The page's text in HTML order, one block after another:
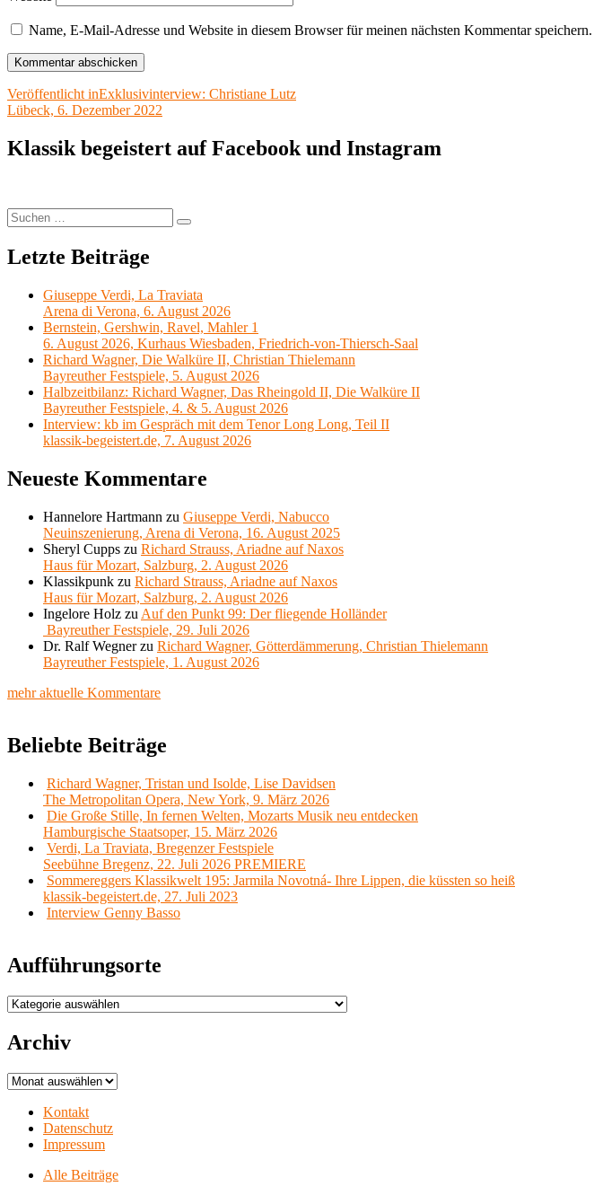
Name, E-Mail-Adresse und Website in diesem Browser für meinen nächsten Kommentar speichern.
Beitragsnavigation
Veröffentlicht inExklusivinterview: Christiane Lutz
Lübeck, 6. Dezember 2022
Klassik begeistert auf Facebook und Instagram
Suchen
nach:
Suchen
Letzte Beiträge
Giuseppe Verdi, La Traviata
Arena di Verona, 6. August 2026
Bernstein, Gershwin, Ravel, Mahler 1
6. August 2026, Kurhaus Wiesbaden, Friedrich-von-Thiersch-Saal
Richard Wagner, Die Walküre II, Christian Thielemann
Bayreuther Festspiele, 5. August 2026
Halbzeitbilanz: Richard Wagner, Das Rheingold II, Die Walküre II
Bayreuther Festspiele, 4. & 5. August 2026
Interview: kb im Gespräch mit dem Tenor Long Long, Teil II
klassik-begeistert.de, 7. August 2026
Neueste Kommentare
Hannelore Hartmann zu Giuseppe Verdi, Nabucco
Neuinszenierung, Arena di Verona, 16. August 2025
Sheryl Cupps zu Richard Strauss, Ariadne auf Naxos
Haus für Mozart, Salzburg, 2. August 2026
Klassikpunk zu Richard Strauss, Ariadne auf Naxos
Haus für Mozart, Salzburg, 2. August 2026
Ingelore Holz zu Auf den Punkt 99: Der fliegende Holländer
Bayreuther Festspiele, 29. Juli 2026
Dr. Ralf Wegnerzu Richard Wagner, Götterdämmerung, Christian Thielemann
Bayreuther Festspiele, 1. August 2026
mehr aktuelle Kommentare
Beliebte Beiträge
Richard Wagner, Tristan und Isolde, Lise Davidsen
The Metropolitan Opera, New York, 9. März 2026
Die Große Stille, In fernen Welten, Mozarts Musik neu entdecken
Hamburgische Staatsoper, 15. März 2026
Verdi, La Traviata, Bregenzer Festspiele
Seebühne Bregenz, 22. Juli 2026 PREMIERE
Sommereggers Klassikwelt 195: Jarmila Novotná- Ihre Lippen, die küssten so heiß
klassik-begeistert.de, 27. Juli 2023
Interview Genny Basso
Aufführungsorte
Aufführungsorte
Archiv
Archiv
Kontakt
Datenschutz
Impressum
Alle Beiträge